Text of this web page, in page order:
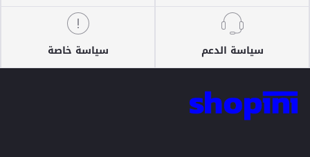
سياسة الدعم سياسة خاصة